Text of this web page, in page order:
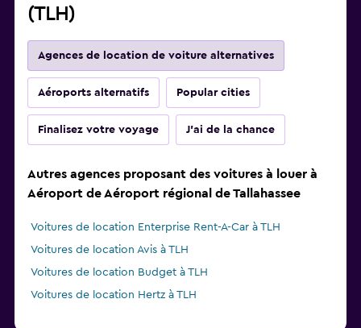
(TLH)
Agences de location de voiture alternatives
Aéroports alternatifs Popular cities
Finalisez votre voyage J'ai de la chance
Autres agences proposant des voitures à louer à
Aéroport de Aéroport régional de Tallahassee
Voitures de location Enterprise Rent-A-Car à TLH
Voitures de location Avis à TLH
Voitures de location Budget à TLH
Voitures de location Hertz à TLH